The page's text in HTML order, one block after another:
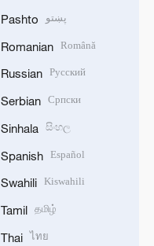
Pashto پښتو
Romanian Română
Russian Русский
Serbian Српски
Sinhala සිංහල
Spanish Español
Swahili Kiswahili
Tamil தமிழ்
Thai ไทย